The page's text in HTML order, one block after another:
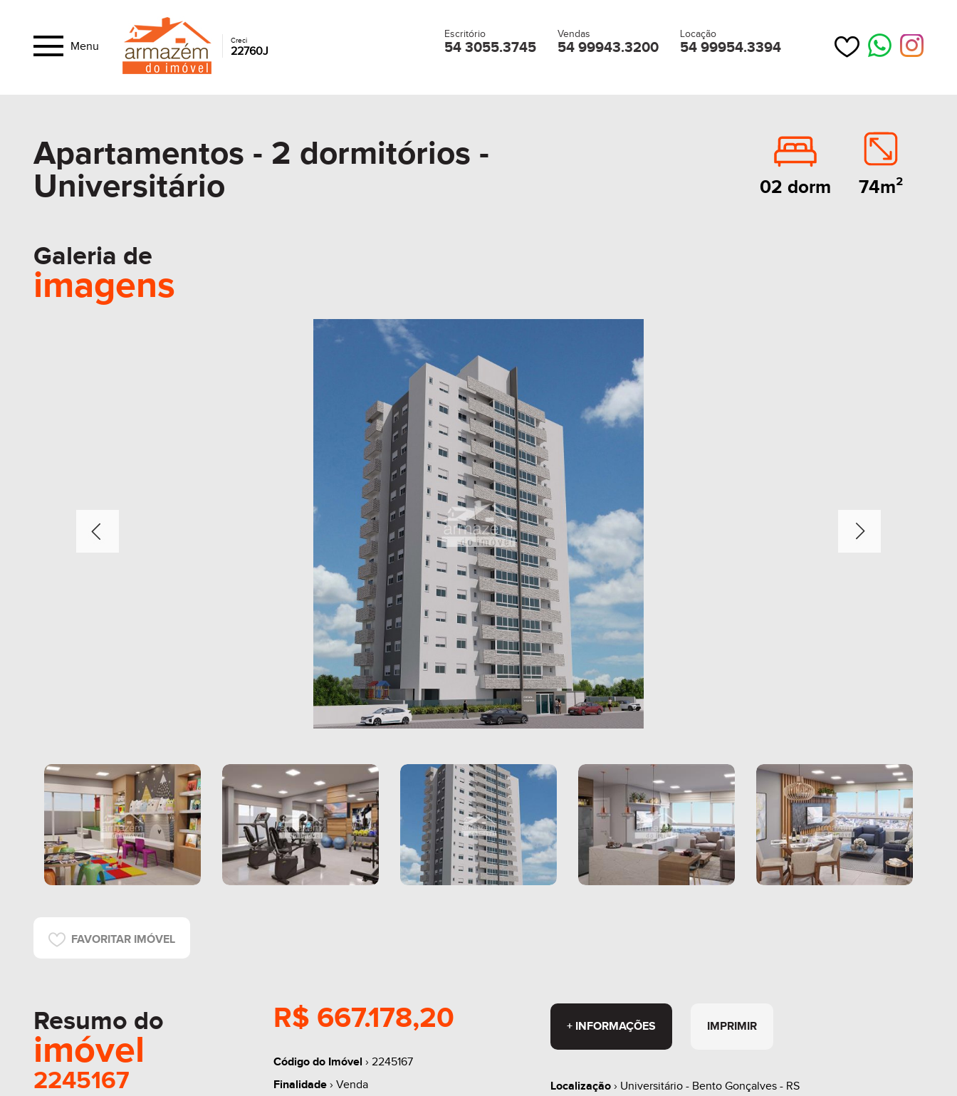
Menu Creci
22760J
Escritório
54 3055.3745
Vendas
54 99943.3200
Locação
54 99954.3394
Apartamentos - 2 dormitórios -
Universitário
02 dorm 74m²
Galeria de
imagens
FAVORITAR IMÓVEL
Resumo do
imóvel
2245167
R$ 667.178,20
Código do Imóvel › 2245167
Finalidade› Venda
+ INFORMAÇÕES IMPRIMIR
Localização › Universitário - Bento Gonçalves - RS